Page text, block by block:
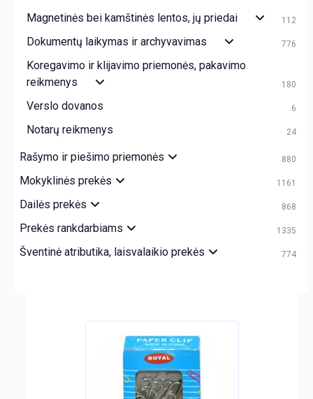
Magnetinės bei kamštinės lentos, jų priedai 112
Dokumentų laikymas ir archyvavimas 776
Koregavimo ir klijavimo priemonės, pakavimo
reikmenys
180
Verslo dovanos 6
Notarų reikmenys 24
Rašymo ir piešimo priemonės 880
Mokyklinės prekės 1161
Dailės prekės 868
Prekės rankdarbiams 1335
Šventinė atributika, laisvalaikio prekės 774